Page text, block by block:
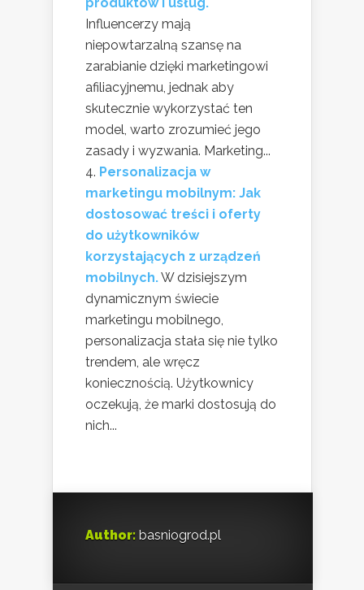
Influencerzy mają
niepowtarzalną szansę na
zarabianie dzięki marketingowi
afiliacyjnemu, jednak aby
skutecznie wykorzystać ten
model, warto zrozumieć jego
zasady i wyzwania. Marketing...
Personalizacja w
marketingu mobilnym: Jak
dostosować treści i oferty
do użytkowników
korzystających z urządzeń
mobilnych.W dzisiejszym
dynamicznym świecie
marketingu mobilnego,
personalizacja stała się nie tylko
trendem, ale wręcz
koniecznością. Użytkownicy
oczekują, że marki dostosują do
nich...
Author: basniogrod.pl